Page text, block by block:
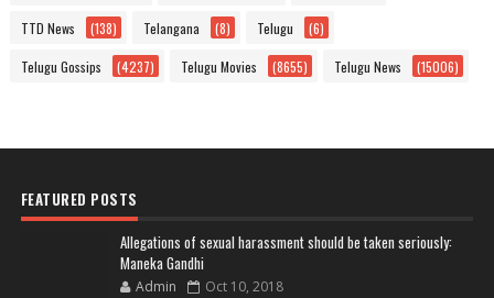
TTD News (138) Telangana (8) Telugu (6)
Telugu Gossips (4237) Telugu Movies (8655) Telugu News (15006)
FEATURED POSTS
Allegations of sexual harassment should be taken seriously:
Maneka Gandhi
Admin Oct 10, 2018